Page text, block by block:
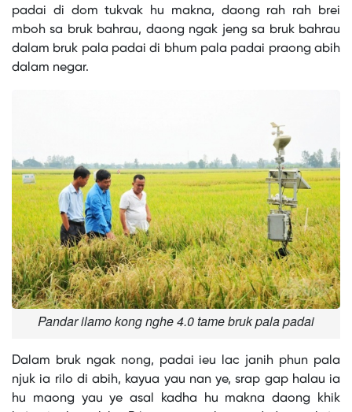
padai di dom tukvak hu makna, daong rah rah brei
mboh sa bruk bahrau, daong ngak jeng sa bruk bahrau
dalam bruk pala padai di bhum pala padai praong abih
dalam negar.
Pandar ilamo kong nghe 4.0 tame bruk pala padai
Dalam bruk ngak nong, padai ieu lac janih phun pala
njuk ia rilo di abih, kayua yau nan ye, srap gap halau ia
hu maong yau ye asal kadha hu makna daong khik